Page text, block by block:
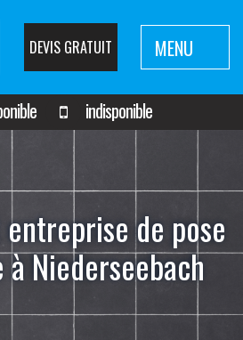
DEVIS GRATUIT MENU
indisponible
de pose
Niederseebach